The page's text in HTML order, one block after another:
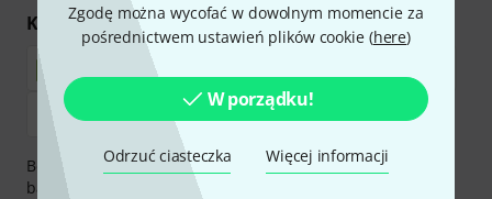
Zgodę można wycofać w dowolnym momencie za
pośrednictwem ustawień plików cookie (here)
W porządku!
Odrzuć ciasteczka Więcej informacji
Kupuj i płać bezpiecznie
Bezpieczna płatność przez Za pobraniem, Przelew
bankowy, PayPal, Blik lub Karta kredytowa.